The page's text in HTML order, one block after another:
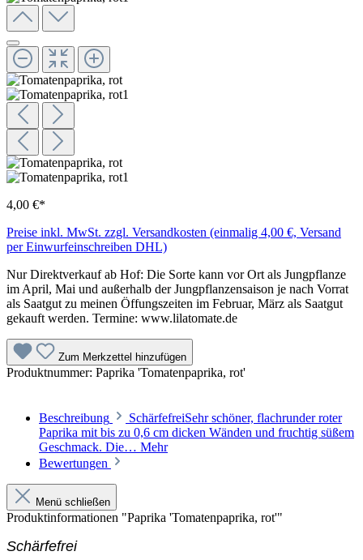
4,00 €*
Preise inkl. MwSt. zzgl. Versandkosten (einmalig 4,00 €, Versand
per Einwurfeinschreiben DHL)
Nur Direktverkauf ab Hof: Die Sorte kann vor Ort als Jungpflanze
im April, Mai und außerhalb der Jungpflanzensaison je nach Vorrat
als Saatgut zu meinen Öffungszeiten im Februar, März als Saatgut
gekauft werden. Termine: www.lilatomate.de
Zum Merkzettel hinzufügen
Produktnummer: Paprika 'Tomatenpaprika, rot'
Beschreibung
SchärfefreiSehr schöner, flachrunder roter
Paprika mit bis zu 0,6 cm dicken Wänden und fruchtig süßem
Geschmack. Die… Mehr
Bewertungen
Menü schließen
Produktinformationen "Paprika 'Tomatenpaprika, rot'"
Schärfefrei